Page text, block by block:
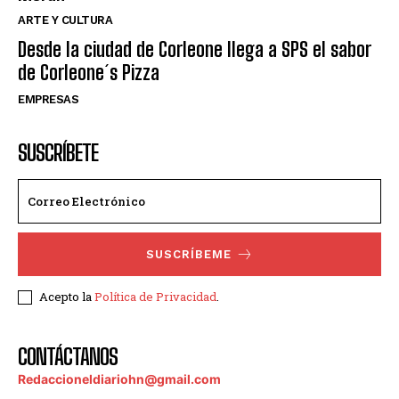
ARTE Y CULTURA
Desde la ciudad de Corleone llega a SPS el sabor
de Corleone´s Pizza
EMPRESAS
SUSCRÍBETE
SUSCRÍBEME
Acepto laPolítica de Privacidad.
CONTÁCTANOS
Redaccioneldiariohn@gmail.com